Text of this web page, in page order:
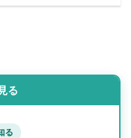
る
る